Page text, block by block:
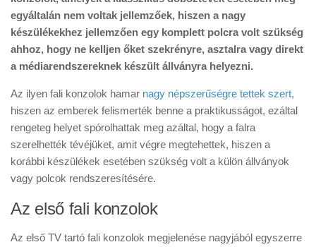
egyáltalán nem voltak jellemzőek, hiszen a nagy
készülékekhez jellemzően egy komplett polcra volt szükség
ahhoz, hogy ne kelljen őket szekrényre, asztalra vagy direkt
a médiarendszereknek készült állványra helyezni.
Az ilyen fali konzolok hamar nagy népszerűségre tettek szert,
hiszen az emberek felismerték benne a praktikusságot, ezáltal
rengeteg helyet spórolhattak meg azáltal, hogy a falra
szerelhették tévéjüket, amit végre megtehettek, hiszen a
korábbi készülékek esetében szükség volt a külön állványok
vagy polcok rendszeresítésére.
Az első fali konzolok
Az első TV tartó fali konzolok megjelenése nagyjából egyszerre